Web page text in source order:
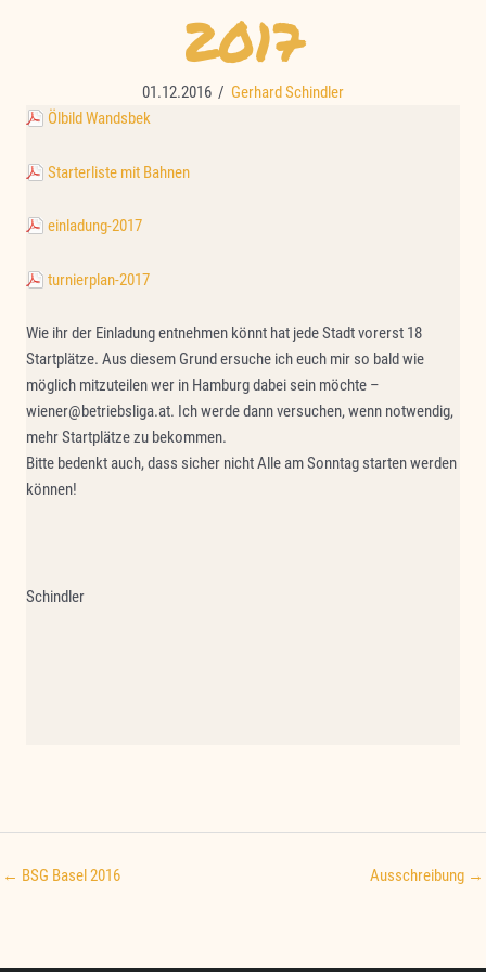
2017
01.12.2016 / Gerhard Schindler
Ölbild Wandsbek
Starterliste mit Bahnen
einladung-2017
turnierplan-2017
Wie ihr der Einladung entnehmen könnt hat jede Stadt vorerst 18
Startplätze. Aus diesem Grund ersuche ich euch mir so bald wie
möglich mitzuteilen wer in Hamburg dabei sein möchte –
wiener@betriebsliga.at. Ich werde dann versuchen, wenn notwendig,
mehr Startplätze zu bekommen.
Bitte bedenkt auch, dass sicher nicht Alle am Sonntag starten werden
können!
Schindler
← BSG Basel 2016 Ausschreibung →